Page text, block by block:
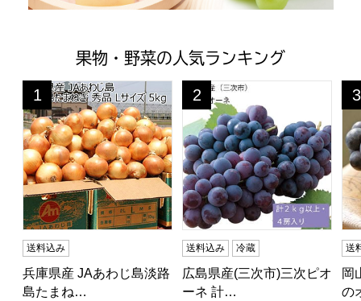
果物・野菜の人気ランキング
兵庫県産 JAあわじ島淡路島たまねぎ秀品 Lサイズ 5kg(
1
位
送料込み
兵庫県産 JAあわじ島淡路
島たまね…
広島県産(三次市)三次ピオー
2
位
送料込み 冷蔵
広島県産(三次市)三次ピオ
ーネ 計…
3
位
送
岡
の